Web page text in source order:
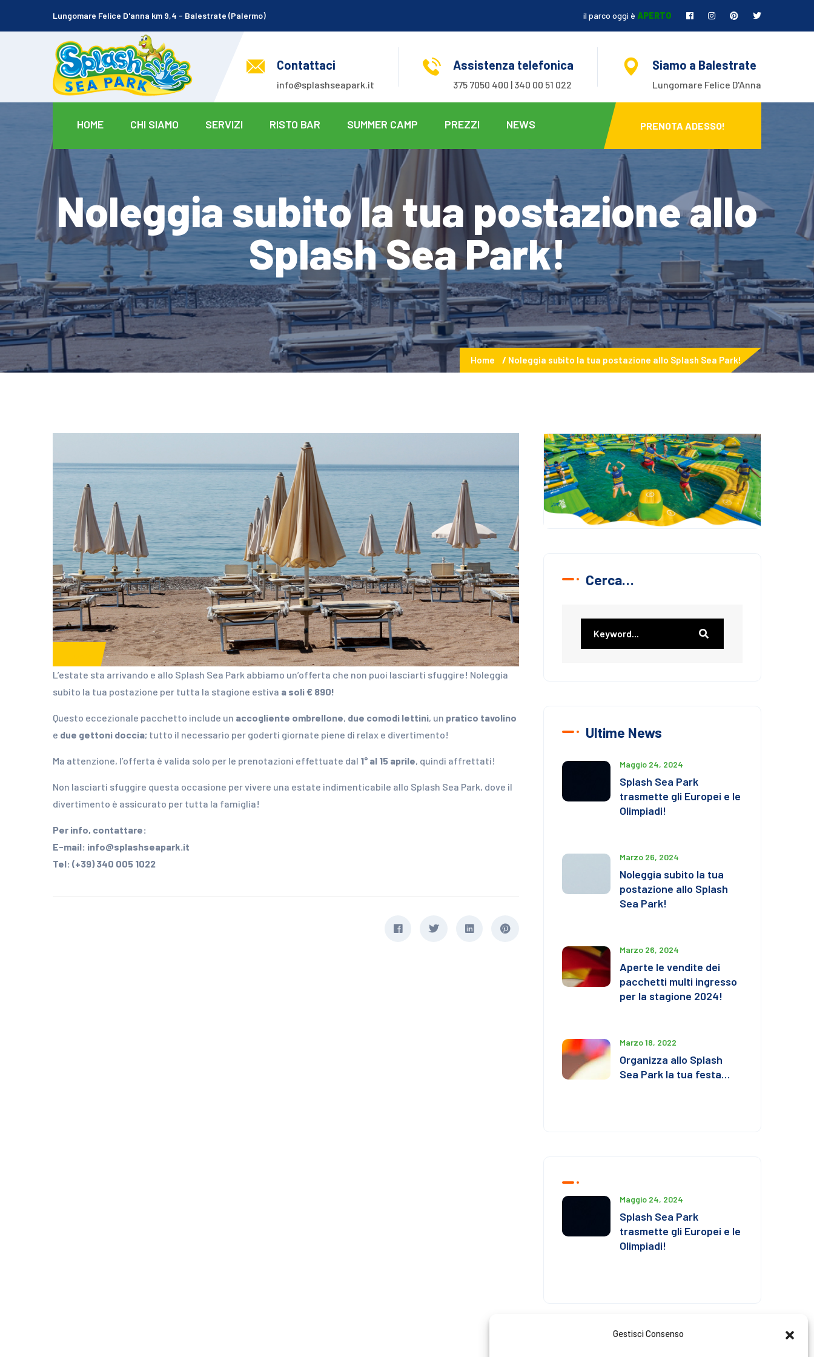
Gestisci Consenso
Lungomare Felice D'anna km 9,4 - Balestrate (Palermo) il parco oggi è APERTO
Contattaci
info@splashseapark.it
Assistenza telefonica
375 7050 400 | 340 00 51 022
Siamo a Balestrate
Lungomare Felice D'Anna
HOME CHI SIAMO SERVIZI RISTO BAR SUMMER CAMP PREZZI NEWS PRENOTA ADESSO!
Noleggia subito la tua postazione allo
Splash Sea Park!
Home Noleggia subito la tua postazione allo Splash Sea Park!
L’estate sta arrivando e allo Splash Sea Park abbiamo un’offerta che non puoi lasciarti sfuggire! Noleggia
subito la tua postazione per tutta la stagione estiva a soli € 890!
Questo eccezionale pacchetto include un accogliente ombrellone, due comodi lettini, un pratico tavolino
e due gettoni doccia; tutto il necessario per goderti giornate piene di relax e divertimento!
Ma attenzione, l’offerta è valida solo per le prenotazioni effettuate dal 1° al 15 aprile, quindi affrettati!
Non lasciarti sfuggire questa occasione per vivere una estate indimenticabile allo Splash Sea Park, dove il
divertimento è assicurato per tutta la famiglia!
Per info, contattare:
E-mail: info@splashseapark.it
Tel: (+39) 340 005 1022
Cerca…
Ultime News
Maggio 24, 2024
Splash Sea Park
trasmette gli Europei e le
Olimpiadi!
Marzo 26, 2024
Noleggia subito la tua
postazione allo Splash
Sea Park!
Marzo 26, 2024
Aperte le vendite dei
pacchetti multi ingresso
per la stagione 2024!
Marzo 18, 2022
Organizza allo Splash
Sea Park la tua festa…
Maggio 24, 2024
Splash Sea Park
trasmette gli Europei e le
Olimpiadi!